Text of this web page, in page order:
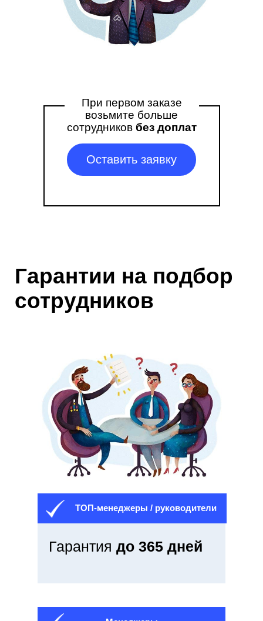
Оставить заявку
Мы
рассчитаем
стоимость
При первом заказе
возьмите больше
сотрудников без доплат
Гарантии на подбор
сотрудников
Гарантия до 365 дней
ТОП-менеджеры / руководители